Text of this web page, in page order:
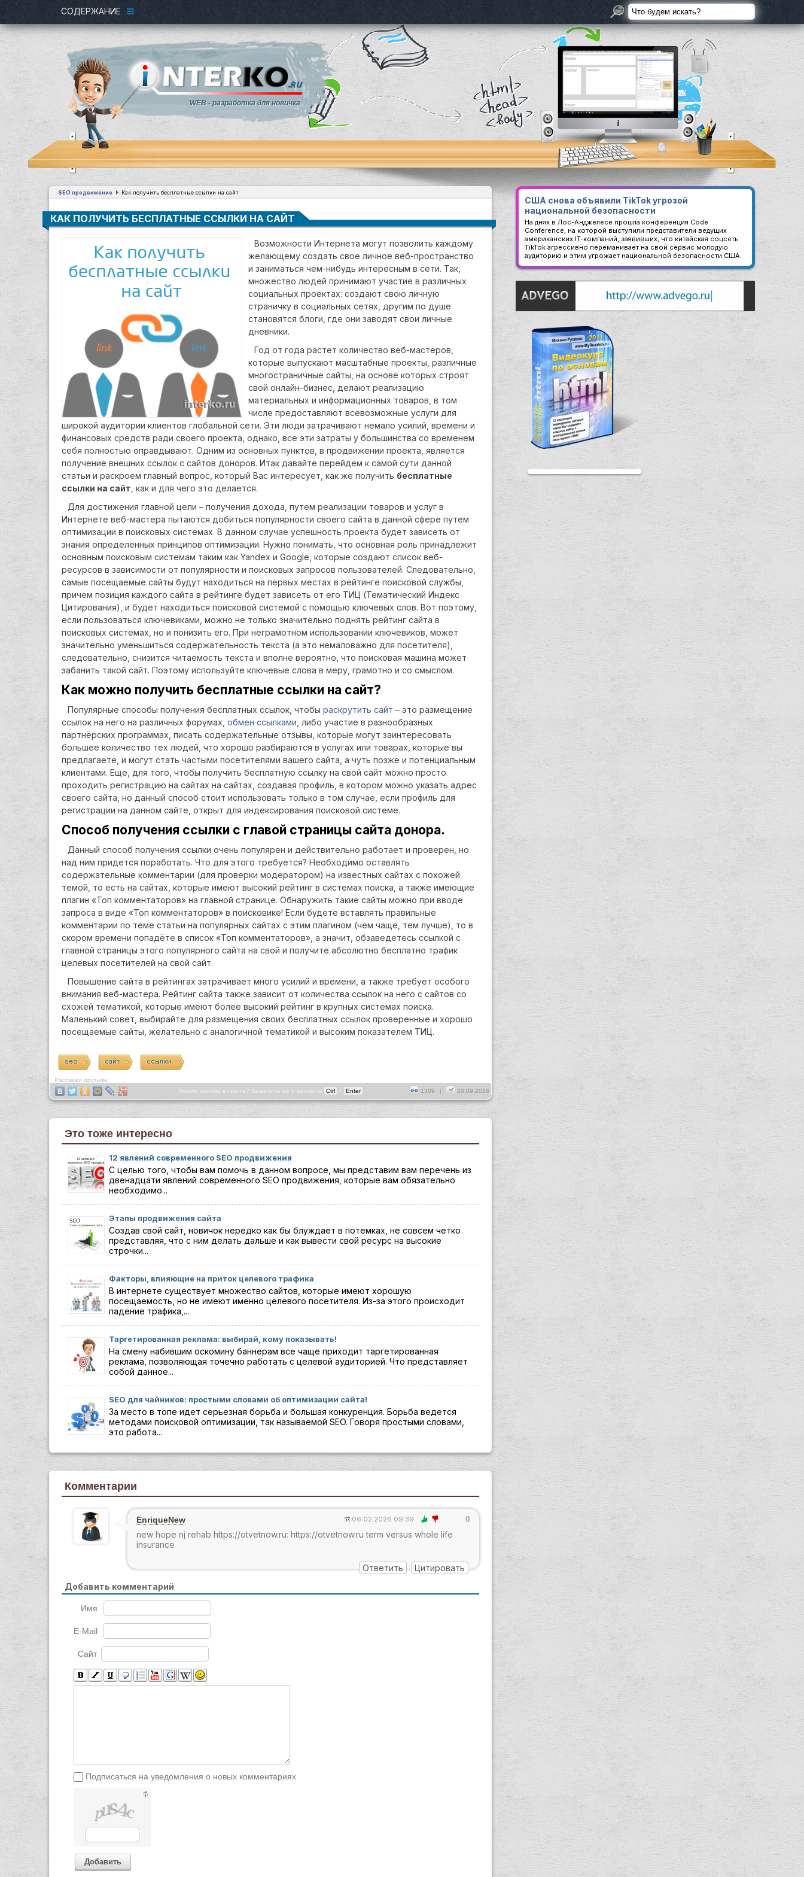
СОДЕРЖАНИЕ
WEB - разработка для новичка
SEO продвижение Как получить бесплатные ссылки на сайт
КАК ПОЛУЧИТЬ БЕСПЛАТНЫЕ ССЫЛКИ НА САЙТ
Возможности Интернета могут позволить каждому
желающему создать свое личное веб-пространство
и заниматься чем-нибудь интересным в сети. Так,
множество людей принимают участие в различных
социальных проектах: создают свою личную
страничку в социальных сетях, другим по душе
становятся блоги, где они заводят свои личные
дневники.
Год от года растет количество веб-мастеров,
которые выпускают масштабные проекты, различные
многостраничные сайты, на основе которых строят
свой онлайн-бизнес, делают реализацию
материальных и информационных товаров, в том
числе предоставляют всевозможные услуги для
широкой аудитории клиентов глобальной сети. Эти люди затрачивают немало усилий, времени и
финансовых средств ради своего проекта, однако, все эти затраты у большинства со временем
себя полностью оправдывают. Одним из основных пунктов, в продвижении проекта, является
получение внешних ссылок с сайтов доноров. Итак давайте перейдем к самой сути данной
статьи и раскроем главный вопрос, который Вас интересует, как же получить бесплатные
ссылки на сайт , как и для чего это делается.
Для достижения главной цели – получения дохода, путем реализации товаров и услуг в
Интернете веб-мастера пытаются добиться популярности своего сайта в данной сфере путем
оптимизации в поисковых системах. В данном случае успешность проекта будет зависеть от
знания определенных принципов оптимизации. Нужно понимать, что основная роль принадлежит
основным поисковым системам таким как Yandex и Google, которые создают список веб-
ресурсов в зависимости от популярности и поисковых запросов пользователей. Следовательно,
самые посещаемые сайты будут находиться на первых местах в рейтинге поисковой службы,
причем позиция каждого сайта в рейтинге будет зависеть от его ТИЦ (Тематический Индекс
Цитирования), и будет находиться поисковой системой с помощью ключевых слов. Вот поэтому,
если пользоваться ключевиками, можно не только значительно поднять рейтинг сайта в
поисковых системах, но и понизить его. При неграмотном использовании ключевиков, может
значительно уменьшиться содержательность текста (а это немаловажно для посетителя),
следовательно, снизится читаемость текста и вполне вероятно, что поисковая машина может
забанить такой сайт. Поэтому используйте ключевые слова в меру, грамотно и со смыслом.
Как можно получить бесплатные ссылки на сайт?
Популярные способы получения бесплатных ссылок, чтобы раскрутить сайт – это размещение
ссылок на него на различных форумах, обмен ссылками , либо участие в разнообразных
партнёрских программах, писать содержательные отзывы, которые могут заинтересовать
большее количество тех людей, что хорошо разбираются в услугах или товарах, которые вы
предлагаете, и могут стать частыми посетителями вашего сайта, а чуть позже и потенциальным
клиентами. Еще, для того, чтобы получить бесплатную ссылку на свой сайт можно просто
проходить регистрацию на сайтах на сайтах, создавая профиль, в котором можно указать адрес
своего сайта, но данный способ стоит использовать только в том случае, если профиль для
регистрации на данном сайте, открыт для индексирования поисковой системе.
Способ получения ссылки с главой страницы сайта донора.
Данный способ получения ссылки очень популярен и действительно работает и проверен, но
над ним придется поработать. Что для этого требуется? Необходимо оставлять
содержательные комментарии (для проверки модератором) на известных сайтах с похожей
темой, то есть на сайтах, которые имеют высокий рейтинг в системах поиска, а также имеющие
плагин «Топ комментаторов» на главной странице. Обнаружить такие сайты можно при вводе
запроса в виде «Топ комментаторов» в поисковике! Если будете вставлять правильные
комментарии по теме статьи на популярных сайтах с этим плагином (чем чаще, тем лучше), то в
скором времени попадёте в список «Топ комментаторов», а значит, обзаведетесь ссылкой с
главной страницы этого популярного сайта на свой и получите абсолютно бесплатно трафик
целевых посетителей на свой сайт.
Повышение сайта в рейтингах затрачивает много усилий и времени, а также требует особого
внимания веб-мастера. Рейтинг сайта также зависит от количества ссылок на него с сайтов со
схожей тематикой, которые имеют более высокий рейтинг в крупных системах поиска.
Маленький совет, выбирайте для размещения своих бесплатных ссылок проверенные и хорошо
посещаемые сайты, желательно с аналогичной тематикой и высоким показателем ТИЦ.
seo сайт ссылки
Расскажи друзьям
Нашли ошибку в тексте? Выделите ее и нажмите
Ctrl + Enter 1309 | 20.09.2016
Это тоже интересно
12 явлений современного SEO продвижения
С целью того, чтобы вам помочь в данном вопросе, мы представим вам перечень из
двенадцати явлений современного SEO продвижения, которые вам обязательно
необходимо...
Этапы продвижения сайта
Создав свой сайт, новичок нередко как бы блуждает в потемках, не совсем четко
представляя, что с ним делать дальше и как вывести свой ресурс на высокие
строчки...
Факторы, влияющие на приток целевого трафика
В интернете существует множество сайтов, которые имеют хорошую
посещаемость, но не имеют именно целевого посетителя. Из-за этого происходит
падение трафика,...
Таргетированная реклама: выбирай, кому показывать!
На смену набившим оскомину баннерам все чаще приходит таргетированная
реклама, позволяющая точечно работать с целевой аудиторией. Что представляет
собой данное...
SEO для чайников: простыми словами об оптимизации сайта!
За место в топе идет серьезная борьба и большая конкуренция. Борьба ведется
методами поисковой оптимизации, так называемой SEO. Говоря простыми словами,
это работа...
Комментарии
0
EnriqueNew 06.02.2026 09:39
new hope nj rehab https://otvetnow.ru: https://otvetnow.ru term versus whole life
insurance
Ответить
Цитировать
Добавить комментарий
Имя
E-Mail
Сайт
Подписаться на уведомления о новых комментариях
Добавить
США снова объявили TikTok угрозой
национальной безопасности
На днях в Лос-Анджелесе прошла конференция Code
Conference, на которой выступили представители ведущих
американских IT-компаний, заявивших, что китайская соцсеть
TikTok агрессивно переманивает на свой сервис молодую
аудиторию и этим угрожает национальной безопасности США.